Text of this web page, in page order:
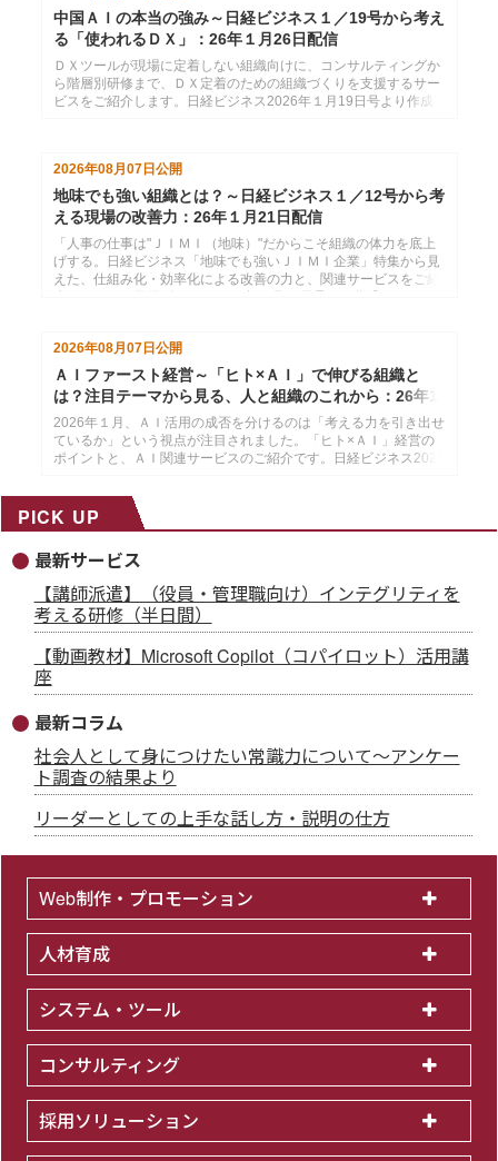
中国ＡＩの本当の強み～日経ビジネス１／19号から考え
る「使われるＤＸ」：26年１月26日配信
ＤＸツールが現場に定着しない組織向けに、コンサルティングか
ら階層別研修まで、ＤＸ定着のための組織づくりを支援するサー
ビスをご紹介します。日経ビジネス2026年１月19日号より作成
2026年08月07日 公開
地味でも強い組織とは？～日経ビジネス１／12号から考
える現場の改善力：26年１月21日配信
「人事の仕事は"ＪＩＭＩ（地味）"だからこそ組織の体力を底上
げする。日経ビジネス「地味でも強いＪＩＭＩ企業」特集から見
えた、仕組み化・効率化による改善の力と、関連サービスをご紹
2026年08月07日公開
ＡＩファースト経営～「ヒト×ＡＩ」で伸びる組織と
は？注目テーマから見る、人と組織のこれから：26年1
月14日配信
2026年１月、ＡＩ活用の成否を分けるのは「考える力を引き出せ
ているか」という視点が注目されました。「ヒト×ＡＩ」経営の
ポイントと、ＡＩ関連サービスのご紹介です。日経ビジネス2025
ールマガジン26年１月14配信分です。
PICK UP
最新サービス
【講師派遣】（役員・管理職向け）インテグリティを
考える研修（半日間）
【動画教材】Microsoft Copilot（コパイロット）活用講
座
最新コラム
社会人として身につけたい常識力について～アンケー
ト調査の結果より
リーダーとしての上手な話し方・説明の仕方
Web制作・プロモーション
人材育成
システム・ツール
コンサルティング
採用ソリューション